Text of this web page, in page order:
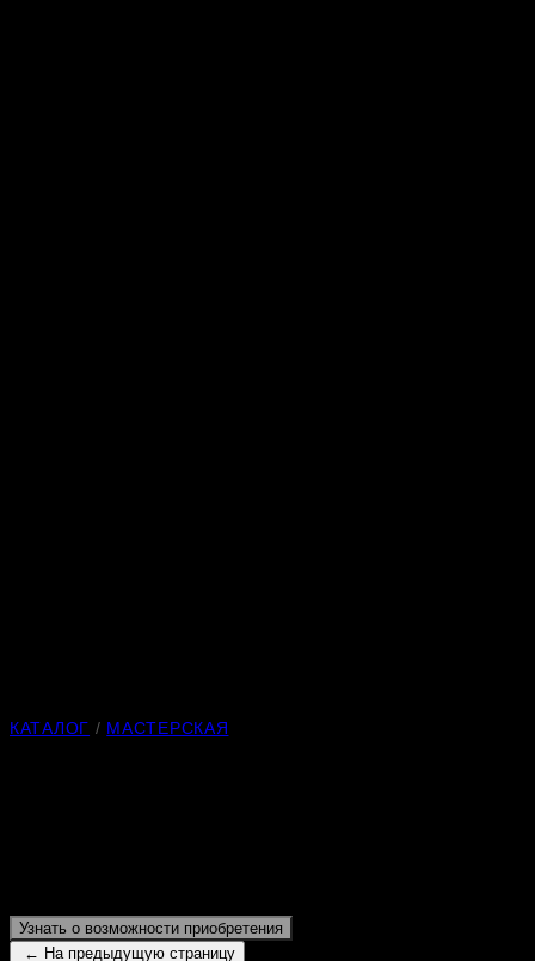
КАТАЛОГ / МАСТЕРСКАЯ
Узнать о возможности приобретения